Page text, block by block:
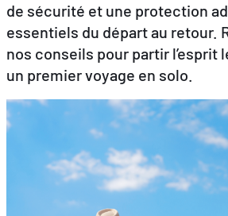
de sécurité et une protection
essentiels du départ au retour.
nos conseils pour partir l’esprit
un premier voyage en solo.